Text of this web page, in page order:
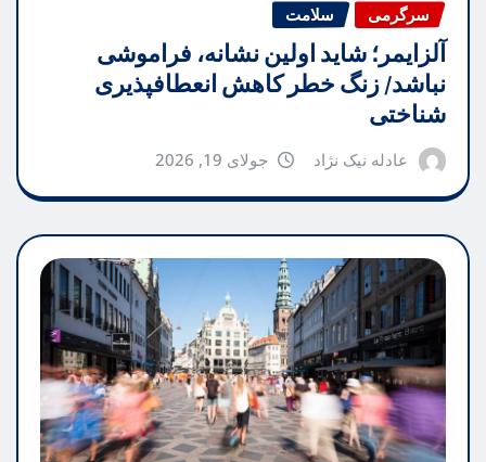
سرگرمی سلامت
آلزایمر؛ شاید اولین نشانه، فراموشی
نباشد/ زنگ خطر کاهش انعطافپذیری
شناختی
عادله نیک نژاد جولای 19, 2026